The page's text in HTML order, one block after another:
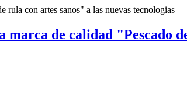
rula con artes sanos" a las nuevas tecnologias
de calidad "Pescado